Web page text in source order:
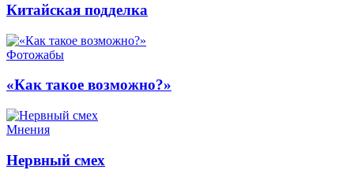
Китайская подделка
Фотожабы
«Как такое возможно?»
Мнения
Нервный смех